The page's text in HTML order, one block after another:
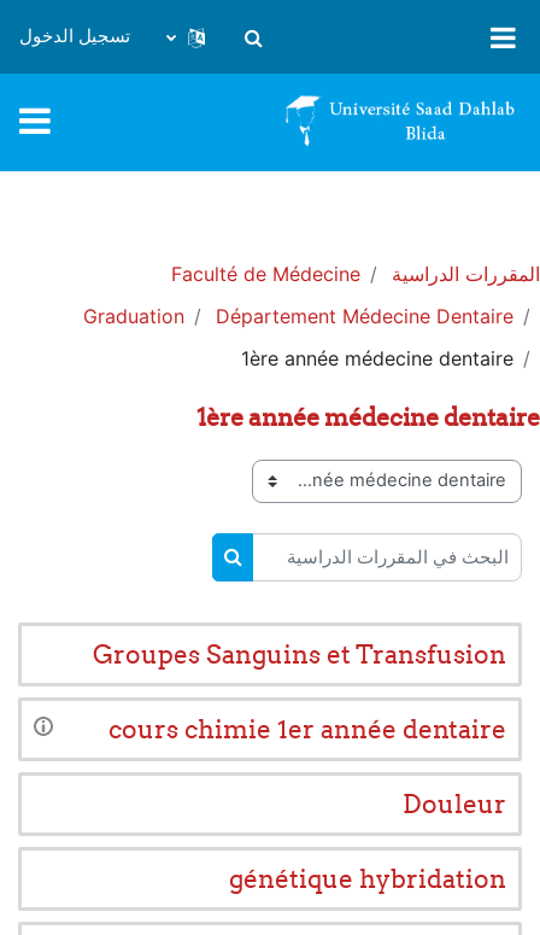
تبديل إدخال البحث
تسجيل الدخول
المقررات الدراسية
Faculté de Médecine
Département Médecine Dentaire
Graduation
1ère année médecine dentaire
1ère année médecine dentaire
تصنيفات المقررات
البحث في المقررات الدراسية
البحث في المقررات الدراسية
Groupes Sanguins et Transfusion
cours chimie 1er année dentaire
Douleur
génétique hybridation